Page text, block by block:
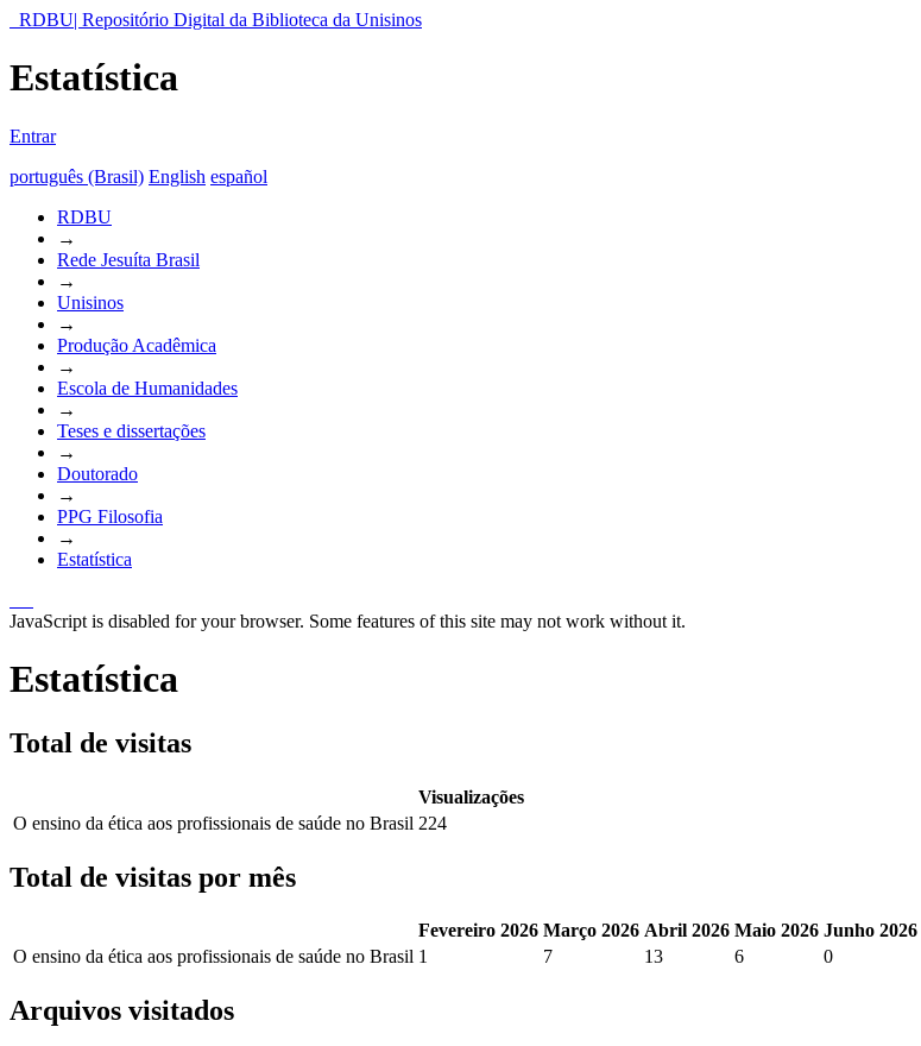
RDBU| Repositório Digital da Biblioteca da Unisinos
Estatística
Entrar
português (Brasil) English español
RDBU
→
Rede Jesuíta Brasil
→
Unisinos
→
Produção Acadêmica
→
Escola de Humanidades
→
Teses e dissertações
→
Doutorado
→
PPG Filosofia
→
Estatística
JavaScript is disabled for your browser. Some features of this site may not work without it.
Estatística
Total de visitas
Visualizações
O ensino da ética aos profissionais de saúde no Brasil 224
Total de visitas por mês
Fevereiro 2026 Março 2026 Abril 2026 Maio 2026 Junho 2026
O ensino da ética aos profissionais de saúde no Brasil 1 7 13 6 0
Arquivos visitados